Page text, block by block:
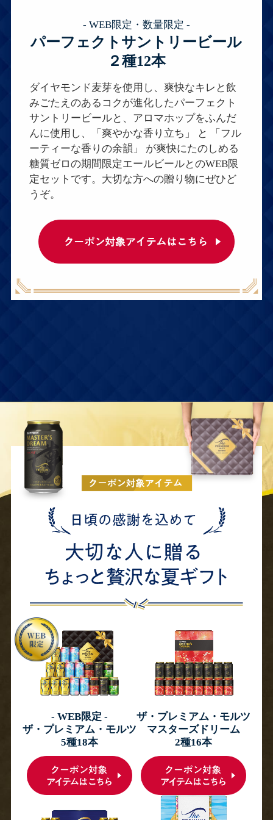
- WEB限定・数量限定 -
パーフェクトサントリービール
２種12本
ダイヤモンド麦芽を使用し、爽快なキレと飲
みごたえのあるコクが進化したパーフェクト
サントリービールと、アロマホップをふんだ
んに使用し、「爽やかな香り立ち」 と 「フル
ーティーな香りの余韻」 が爽快にたのしめる
糖質ゼロの期間限定エールビールとのWEB限
定セットです。大切な方への贈り物にぜひど
うぞ。
- WEB限定 -
ザ・プレミアム・モルツ
5種18本
ザ・プレミアム・モルツ
マスターズドリーム
2種16本